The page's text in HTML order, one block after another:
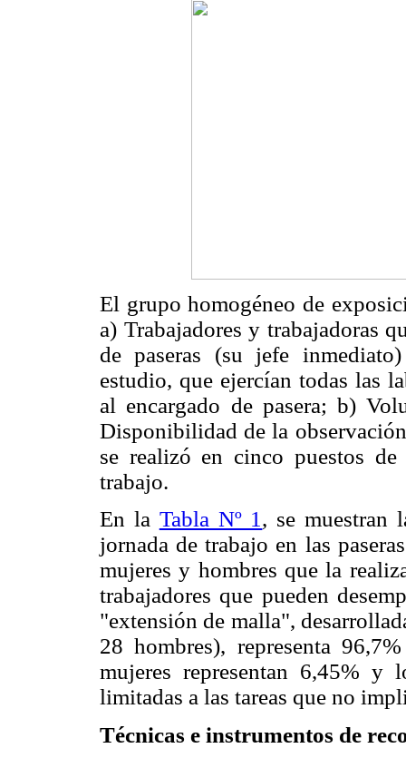
El grupo homogéneo de
a) Trabajadores y trabajadoras
de paseras (su jefe
estudio, que ejercían todas las
al encargado de pasera; b)
Disponibilidad de la
se realizó en cinco puestos
trabajo.
En la Tabla Nº 1, se muestran
jornada de trabajo en las
mujeres y hombres que la
trabajadores que pueden
"extensión de malla",
28 hombres), representa
mujeres representan 6,45% y
limitadas a las tareas que no
Técnicas e instrumentos de